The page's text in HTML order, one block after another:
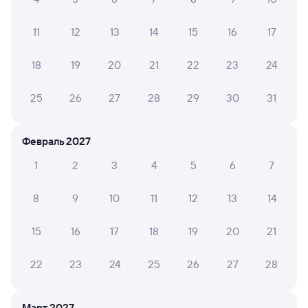
015А Арктика Проходящий 8,1
Петрозаводск-Пасс
Малая Вишера
15:09 00:46
9 ч 37 м в пути
Плацкарт
091А Проходящий 7,4
Петрозаводск
20:57 03:47
11 12 13 14 15 16 17
18 19 20 21 22 23 24
25 26 27 28 29 30 31
Февраль 2027
1
2 3 4 5 6 7
8 9 10 11 12 13 14
15 16 17 18 19 20 21
22 23 24 25 26 27 28